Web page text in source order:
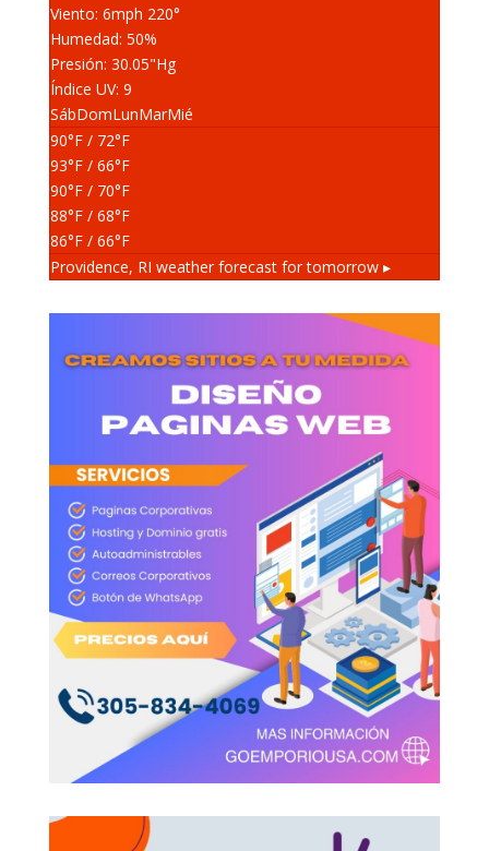
Viento: 6mph 220°
Humedad: 50%
Presión: 30.05"Hg
Índice UV: 9
SábDomLunMarMié
90°F/ 72°F
93°F/ 66°F
90°F/ 70°F
88°F/ 68°F
86°F/ 66°F
Providence, RI weather forecast for tomorrow ▸